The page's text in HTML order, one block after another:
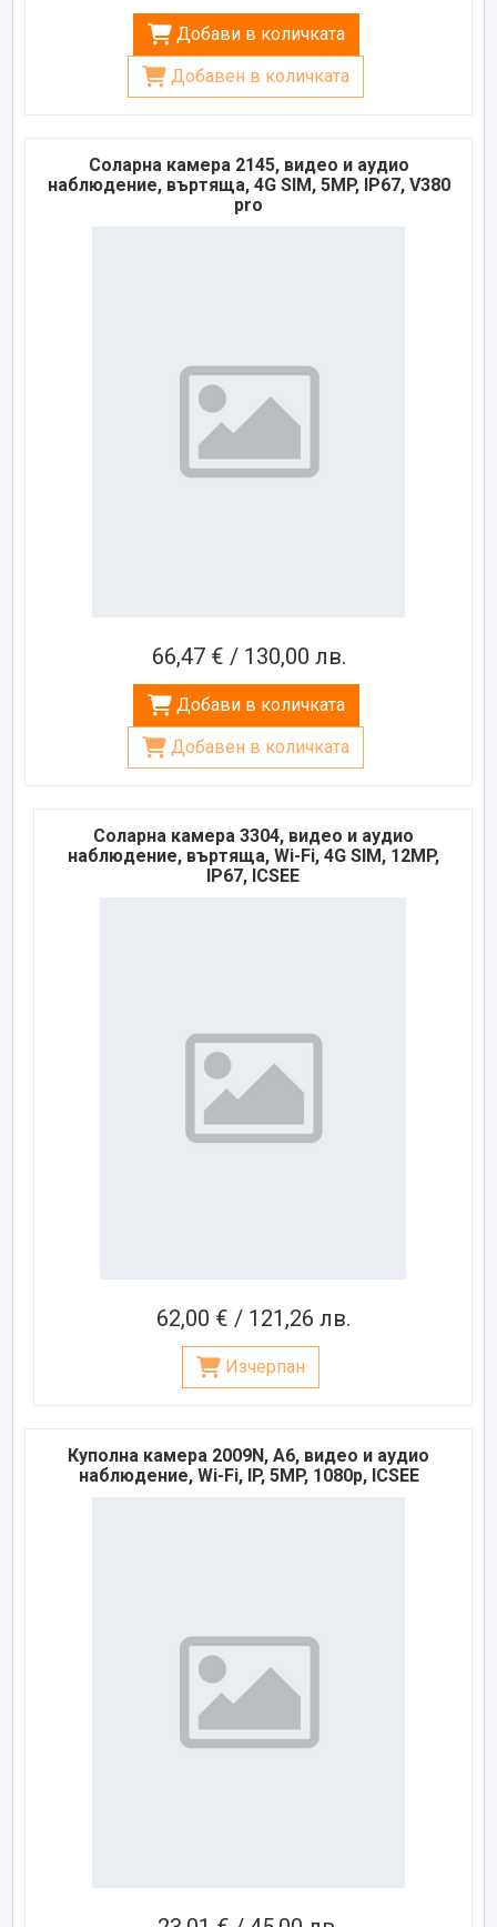
Добави в количката
Добавен в количката
Соларна камера 2145, видео и аудио
наблюдение, въртяща, 4G SIM, 5MP, IP67, V380
pro
66,47 € / 130,00 лв.
Добави в количката
Добавен в количката
Соларна камера 3304, видео и аудио
наблюдение, въртяща, Wi-Fi, 4G SIM, 12MP,
IP67, ICSEE
62,00 € / 121,26 лв.
Изчерпан
Куполна камера 2009N, A6, видео и аудио
наблюдение, Wi-Fi, IP, 5MP, 1080p, ICSEE